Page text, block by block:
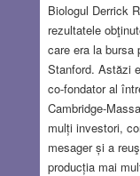
Biologul Derrick
rezultatele
care era la bursa
Stanford. Astăzi
co-fondator al
Cambridge-
mulți investori,
mesager și a
producția mai